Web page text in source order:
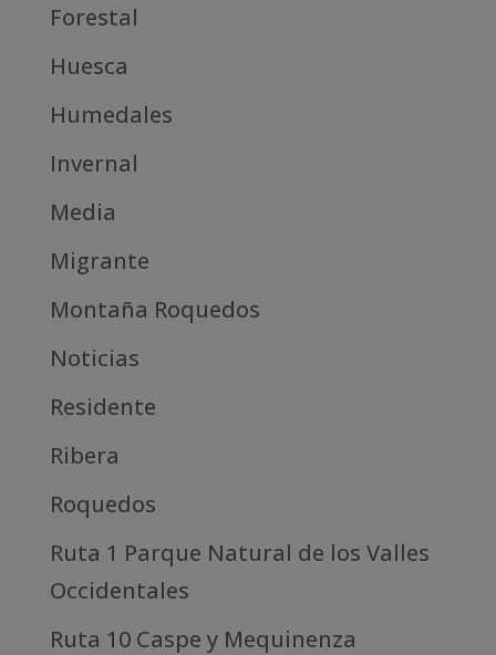
Forestal
Huesca
Humedales
Invernal
Media
Migrante
Montaña Roquedos
Noticias
Residente
Ribera
Roquedos
Ruta 1 Parque Natural de los Valles
Occidentales
Ruta 10 Caspe y Mequinenza